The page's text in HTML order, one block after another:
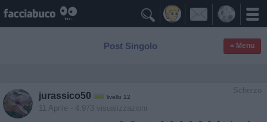

Post Singolo ≡ Menu
Scherzo
jurassico50 livello 12
11 Aprile - 4.973 visualizzazioni